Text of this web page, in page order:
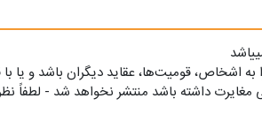
به اشخاص، قومیت‌ها، عقاید دیگران باشد و یا
مغایرت داشته باشد منتشر نخواهد شد - لطفاً